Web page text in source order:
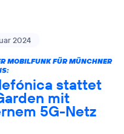
2024
MOBILFUNK FÜR MÜNCHNER
stattet
mit
5G-Netz